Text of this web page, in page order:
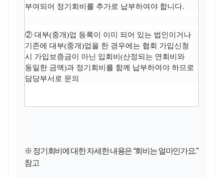
부여되어 정기회비를 추가로 납부하여야 합니다.
② 대부(중개)업 등록이 이미 되어 있는 법인이거나
기존에 대부(중개)업을 한 경우에는 협회 가입신청
시 가입보증금이 아닌 입회비(산정되는 연회비와
동일한 금액)과 정기회비를 함께 납부하여야 하므로
담당부서로 문의
※ 정기회비에 대한 자세한 내용은“회비는 얼마인가요.”
참고